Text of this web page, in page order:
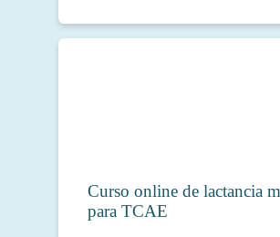
Curso online de lactancia
para TCAE